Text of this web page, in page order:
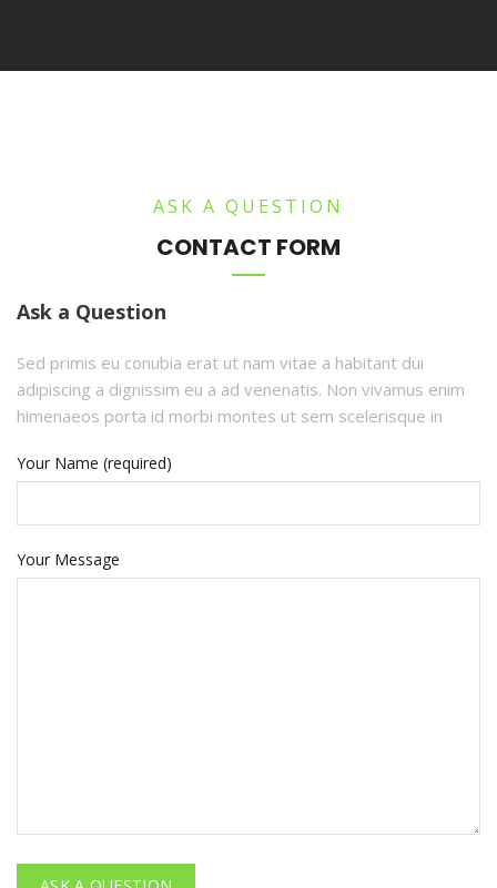
ASK A QUESTION
CONTACT FORM
Ask a Question
Sed primis eu conubia erat ut nam vitae a habitant dui
adipiscing a dignissim eu a ad venenatis. Non vivamus enim
himenaeos porta id morbi montes ut sem scelerisque in
Your Name (required)
Your Message